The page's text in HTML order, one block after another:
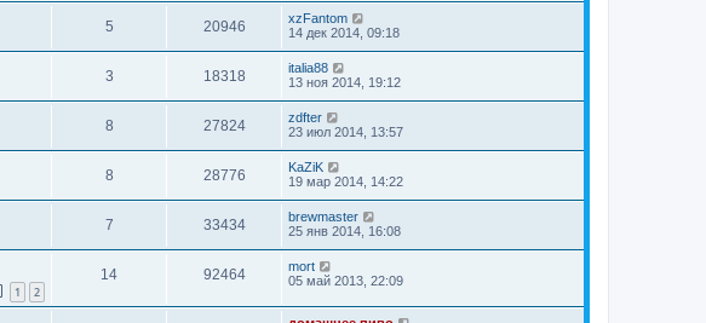
5 20946
xzFantom
14 дек 2014, 09:18
3 18318
italia88
13 ноя 2014, 19:12
8 27824
zdfter
23 июл 2014, 13:57
8 28776
KaZiK
19 мар 2014, 14:22
7 33434
brewmaster
25 янв 2014, 16:08
1 2
14 92464
mort
05 май 2013, 22:09